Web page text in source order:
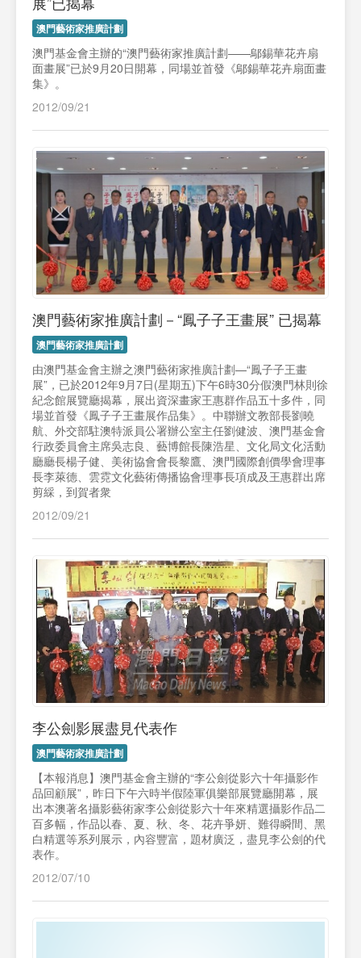
澳門藝術家推廣計劃
澳門基金會主辦的“澳門藝術家推廣計劃——鄔錫華花卉扇
面畫展”已於9月20日開幕，同場並首發《鄔錫華花卉扇面畫
集》。
2012/09/21
澳門藝術家推廣計劃－“鳳子子王畫展” 已揭幕
澳門藝術家推廣計劃
由澳門基金會主辦之澳門藝術家推廣計劃—“鳳子子王畫
展”，已於2012年9月7日(星期五)下午6時30分假澳門林則徐
紀念館展覽廳揭幕，展出資深畫家王惠群作品五十多件，同
場並首發《鳳子子王畫展作品集》。中聯辦文教部長劉曉
航、外交部駐澳特派員公署辦公室主任劉健波、澳門基金會
行政委員會主席吳志良、藝博館長陳浩星、文化局文化活動
廳廳長楊子健、美術協會會長黎鷹、澳門國際創價學會理事
長李萊德、雲霓文化藝術傳播協會理事長項成及王惠群出席
剪綵，到賀者衆
2012/09/21
李公劍影展盡見代表作
澳門藝術家推廣計劃
【本報消息】澳門基金會主辦的“李公劍從影六十年攝影作
品回顧展”，昨日下午六時半假陸軍俱樂部展覽廳開幕，展
出本澳著名攝影藝術家李公劍從影六十年來精選攝影作品二
百多幅，作品以春、夏、秋、冬、花卉爭妍、難得瞬間、黑
白精選等系列展示，內容豐富，題材廣泛，盡見李公劍的代
表作。
2012/07/10